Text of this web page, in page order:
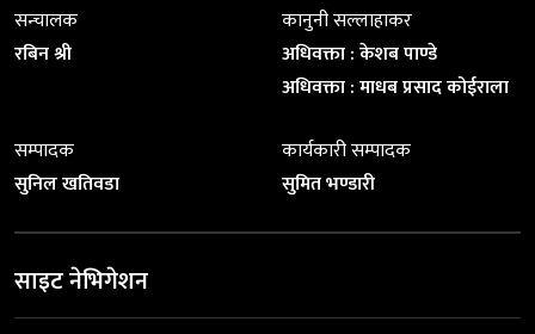
सन्चालक
रबिन श्री
कानुनी सल्लाहाकर
अधिवक्ता : केशब पाण्डे
अधिवक्ता : माधब प्रसाद कोईराला
सम्पादक
सुनिल खतिवडा
कार्यकारी सम्पादक
सुमित भण्डारी
साइट नेभिगेशन